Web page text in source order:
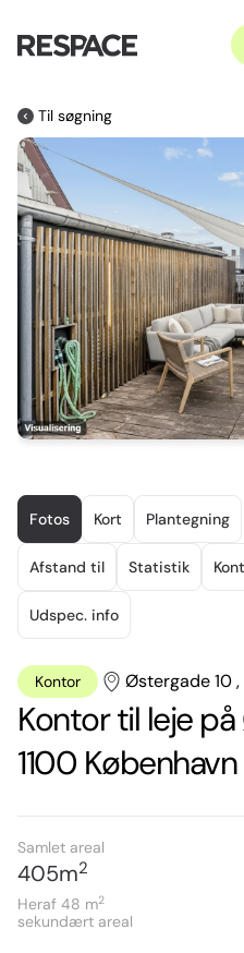
Til søgning
of
26
Fotos Kort Plantegning
Afstand til Statistik
Udspec. info
Kontor Østergade 10 ,
Kontor til leje
1100 København
Samlet areal
405m2
Heraf 48 m2
sekundært areal